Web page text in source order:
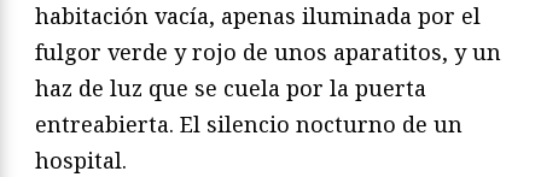
habitación vacía, apenas iluminada por el
fulgor verde y rojo de unos aparatitos, y un
haz de luz que se cuela por la puerta
entreabierta. El silencio nocturno de un
hospital.